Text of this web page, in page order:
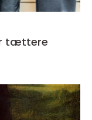
tættere